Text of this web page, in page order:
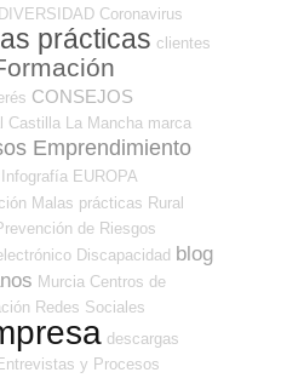
DIVERSIDAD Coronavirus
prácticas clientes
CONSEJOS
Castilla La Mancha marca
Emprendimiento
Infografía EUROPA
Malas prácticas Rural
de Riesgos
Discapacidad blog
Murcia Centros de
Redes Sociales
descargas
y Procesos